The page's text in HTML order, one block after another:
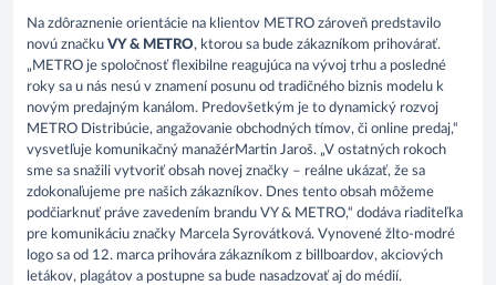
Na zdôraznenie orientácie na klientov METRO zároveň predstavilo
novú značku VY & METRO, ktorou sa bude zákazníkom prihovárať.
„METRO je spoločnosť flexibilne reagujúca na vývoj trhu a posledné
roky sa u nás nesú v znamení posunu od tradičného biznis modelu k
novým predajným kanálom. Predovšetkým je to dynamický rozvoj
METRO Distribúcie, angažovanie obchodných tímov, či online predaj,“
vysvetľuje komunikačný manažérMartin Jaroš. „V ostatných rokoch
sme sa snažili vytvoriť obsah novej značky – reálne ukázať, že sa
zdokonaľujeme pre našich zákazníkov. Dnes tento obsah môžeme
podčiarknuť práve zavedením brandu VY & METRO,“ dodáva riaditeľka
pre komunikáciu značky Marcela Syrovátková. Vynovené žlto-modré
logo sa od 12. marca prihovára zákazníkom z billboardov, akciových
letákov, plagátov a postupne sa bude nasadzovať aj do médií.